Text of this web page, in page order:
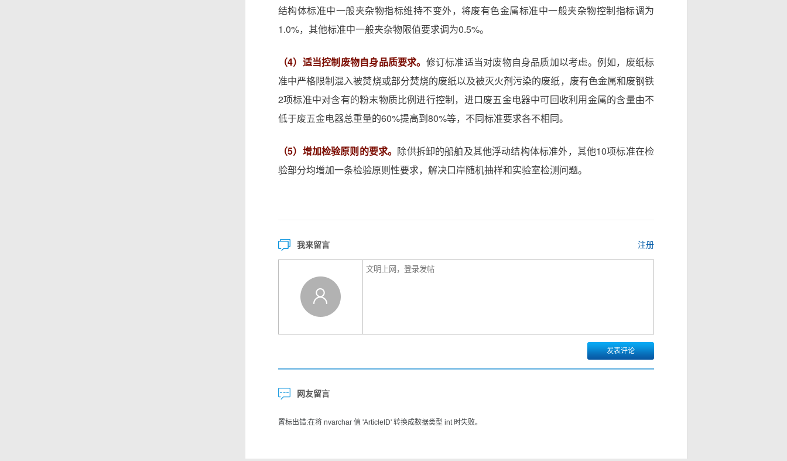
结构体标准中一般夹杂物指标维持不变外，将废有色金属标准中一般夹杂物控制指标调为
1.0%，其他标准中一般夹杂物限值要求调为0.5%。
（4）适当控制废物自身品质要求。 修订标准适当对废物自身品质加以考虑。例如，废纸标
准中严格限制混入被焚烧或部分焚烧的废纸以及被灭火剂污染的废纸，废有色金属和废钢铁
2项标准中对含有的粉末物质比例进行控制，进口废五金电器中可回收利用金属的含量由不
低于废五金电器总重量的60%提高到80%等，不同标准要求各不相同。
（5）增加检验原则的要求。 除供拆卸的船舶及其他浮动结构体标准外，其他10项标准在检
验部分均增加一条检验原则性要求，解决口岸随机抽样和实验室检测问题。
我来留言 注册
发表评论
网友留言
置标出错:在将 nvarchar 值 'ArticleID' 转换成数据类型 int 时失败。